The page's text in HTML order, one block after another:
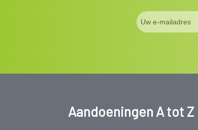
Aandoeningen A tot Z